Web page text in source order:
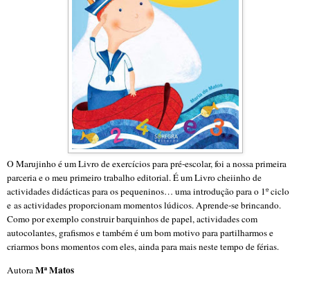
O Marujinho é um Livro de exercícios para pré-escolar, foi a nossa primeira
parceria e o meu primeiro trabalho editorial. É um Livro cheiinho de
actividades didácticas para os pequeninos… uma introdução para o 1º ciclo
e as actividades proporcionam momentos lúdicos. Aprende-se brincando.
Como por exemplo construir barquinhos de papel, actividades com
autocolantes, grafismos e também é um bom motivo para partilharmos e
criarmos bons momentos com eles, ainda para mais neste tempo de férias.
Autora Mª Matos